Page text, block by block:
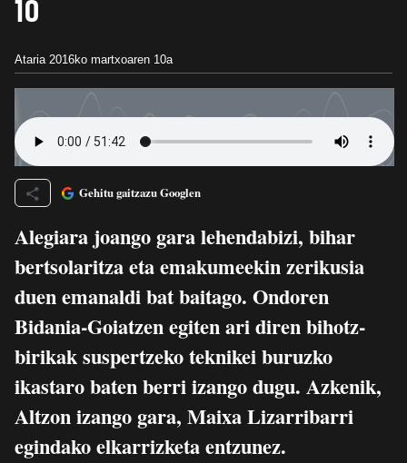
10
Ataria 2016ko martxoaren 10a
Gehitu gaitzazu Googlen
Alegiara joango gara lehendabizi, bihar
bertsolaritza eta emakumeekin zerikusia
duen emanaldi bat baitago. Ondoren
Bidania-Goiatzen egiten ari diren bihotz-
birikak suspertzeko teknikei buruzko
ikastaro baten berri izango dugu. Azkenik,
Altzon izango gara, Maixa Lizarribarri
egindako elkarrizketa entzunez.